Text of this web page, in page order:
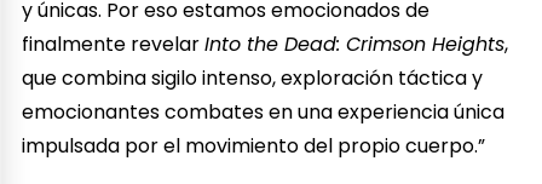
y únicas. Por eso estamos emocionados de
finalmente revelarInto the Dead: Crimson Heights,
que combina sigilo intenso, exploración táctica y
emocionantes combates en una experiencia única
impulsada por el movimiento del propio cuerpo.”